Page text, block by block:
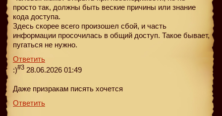
просто так, должны быть веские причины или знание
кода доступа.
Здесь скорее всего произошел сбой, и часть
информации просочилась в общий доступ. Такое бывает,
пугаться не нужно.
Ответить
:)#3 28.06.2026 01:49
Даже призракам писять хочется
Ответить